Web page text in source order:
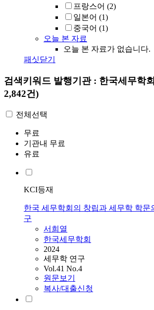
프랑스어 (2)
일본어 (1)
중국어 (1)
오늘 본 자료
오늘 본 자료가 없습니다.
패싯닫기
검색키워드 발행기관 : 한국세무학회
2,842건)
전체선택
무료
기관내 무료
유료
KCI등재
한국 세무학회의 창립과 세무학 학문
구
서희열
한국세무학회
2024
세무학 연구
Vol.41 No.4
원문보기
복사/대출신청